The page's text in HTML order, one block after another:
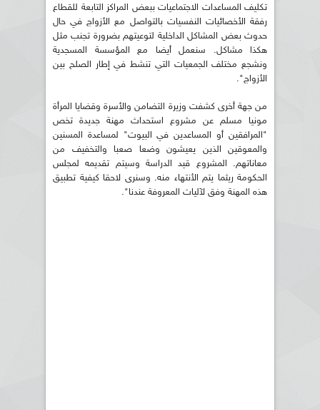
تكليف المساعدات الاجتماعيات ببعض المراكز التابعة للقطاع
رفقة الأخصائيات النفسيات بالتواصل مع الأزواج في حال
حدوث بعض المشاكل الداخلية لتوعيتهم بضرورة تجنب مثل
هكذا مشاكل. سنعمل أيضا مع المؤسسة المسجدية
ونشجع مختلف الجمعيات التي تنشط في إطار الصلح بين
الأزواج".
من جهة أخرى كشفت وزيرة التضامن والأسرة وقضايا المرأة
مونيا مسلم عن مشروع استحداث مهنة جديدة تخص
"المرافقين أو المساعدين في البيوت" لمساعدة المسنين
والمعوقين الذين يعيشون وضعا صعبا والتخفيف من
معاناتهم. المشروع قيد الدراسة وسيتم تقديمه لمجلس
الحكومة ريثما يتم الأنتهاء منه. وسنرى لاحقا كيفية تطبيق
هذه المهنة وفق لآليات المعروفة عندنا".